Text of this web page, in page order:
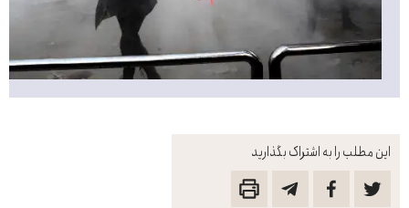
این مطلب را به اشتراک بگذارید